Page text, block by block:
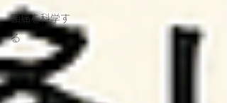
頭痛を科学す
る